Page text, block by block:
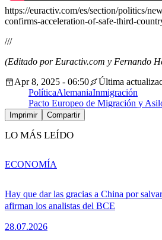
https://euractiv.com/es/section/politics/
confirms-acceleration-of-safe-third-
///
(Editado por Euractiv.com y Fernando
Apr 8, 2025 - 06:50
Última
PolíticaAlemaniaInmigración
Pacto Europeo de Migración y
Imprimir Compartir
LO MÁS LEÍDO
Hay que dar las gracias a China por
afirman los analistas del BCE
28.07.2026
ECONOMÍA